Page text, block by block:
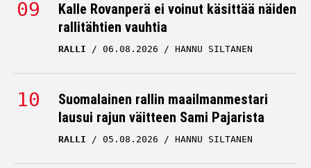
Kalle Rovanperä ei voinut käsittää näiden
rallitähtien vauhtia
RALLI 06.08.2026 HANNU SILTANEN
Suomalainen rallin maailmanmestari
lausui rajun väitteen Sami Pajarista
RALLI 05.08.2026 HANNU SILTANEN